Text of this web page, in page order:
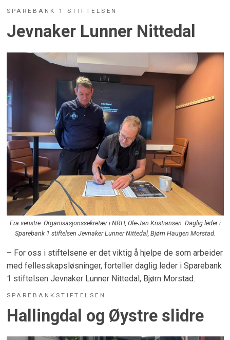
SPAREBANK 1 STIFTELSEN
Jevnaker Lunner Nittedal
Fra venstre: Organisasjonssekretær i NRH, Ole-Jan Kristiansen. Daglig leder i
Sparebank 1 stiftelsen Jevnaker Lunner Nittedal, Bjørn Haugen Morstad.
– For oss i stiftelsene er det viktig å hjelpe de som arbeider
med fellesskapsløsninger, forteller daglig leder i Sparebank
1 stiftelsen Jevnaker Lunner Nittedal, Bjørn Morstad.
SPAREBANKSTIFTELSEN
Hallingdal og Øystre slidre